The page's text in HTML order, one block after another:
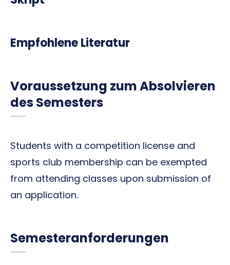
Empfohlene Literatur
Voraussetzung zum Absolvieren
des Semesters
Students with a competition license and
sports club membership can be exempted
from attending classes upon submission of
an application.
Semesteranforderungen